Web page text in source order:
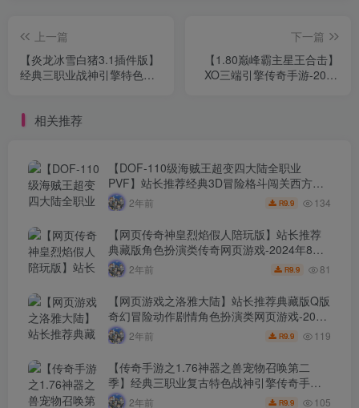
上一篇
【炎龙冰雪白猪3.1插件版】
经典三职业战神引擎特色传
设教程-新版多功能GM网页
本！
下一篇
【1.80巅峰霸主星王合击】
XO三端引擎传奇手游-2023
相关推荐
【DOF-110级海贼王超变四大陆全职业
PVF】站长推荐经典3D冒险格斗闯关西方魔
幻端游-2024年8月8日最新打包Linux服务端
源码视频架设教程-等级补丁-配套完整客户
端！
2年前 R9.9 134
【网页传奇神皇烈焰假人陪玩版】站长推荐
典藏版角色扮演类传奇网页游戏-2024年8月8
日最新打包Wn服务端源码视频架设教程-配套
GM工具！
2年前 R9.9 81
【网页游戏之洛雅大陆】站长推荐典藏版Q版
奇幻冒险动作剧情角色扮演类网页游戏-2024
年8月7日最新打包Wn服务端源码视频架设教
程-微端-GM工具-详细外网教程！
2年前 R9.9 119
【传奇手游之1.76神器之兽宠物召唤第二
季】经典三职业复古特色战神引擎传奇手
游-2024年8月7日最新打包Win服务端源码视
2年前 R9.9 105